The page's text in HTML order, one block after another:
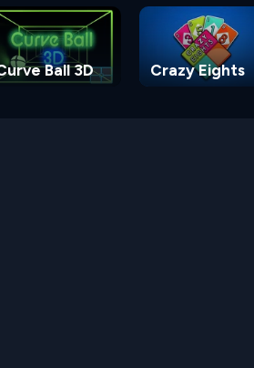
Ball 3D Crazy Eights